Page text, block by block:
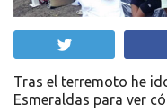
Tras el terremoto he
Esmeraldas para ver